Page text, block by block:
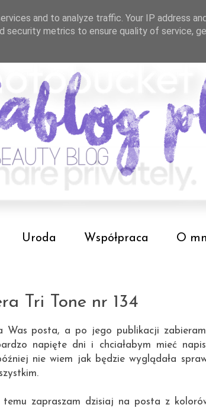
Uroda Współpraca O
Tri Tone nr 134
Was posta, a po jego publikacji
napięte dni i chciałabym mieć
nie wiem jak będzie wyglądała
temu zapraszam dzisiaj na posta z
and to analyze traffic. Your IP address
security metrics to ensure quality of service,